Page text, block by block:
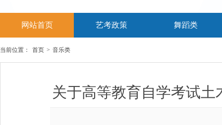
网站首页 艺考政策 舞蹈类
> 音乐类
当前位置： 首页
关于高等教育自学考试